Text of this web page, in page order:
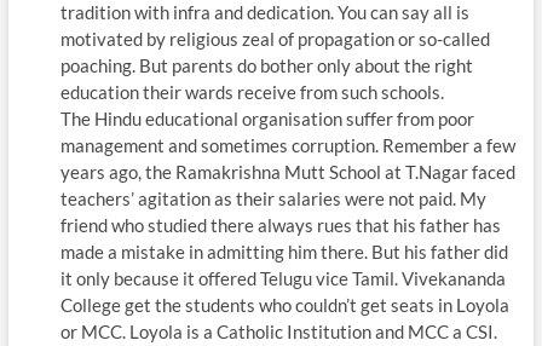
tradition with infra and dedication. You can say all is
motivated by religious zeal of propagation or so-called
poaching. But parents do bother only about the right
education their wards receive from such schools.
The Hindu educational organisation suffer from poor
management and sometimes corruption. Remember a few
years ago, the Ramakrishna Mutt School at T.Nagar faced
teachers’ agitation as their salaries were not paid. My
friend who studied there always rues that his father has
made a mistake in admitting him there. But his father did
it only because it offered Telugu vice Tamil. Vivekananda
College get the students who couldn’t get seats in Loyola
or MCC. Loyola is a Catholic Institution and MCC a CSI.